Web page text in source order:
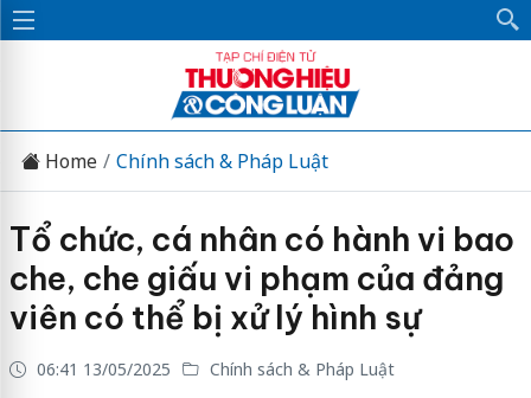
Home Chính sách & Pháp Luật
Tổ chức, cá nhân có hành vi bao
che, che giấu vi phạm của đảng
viên có thể bị xử lý hình sự
06:41 13/05/2025 Chính sách & Pháp Luật